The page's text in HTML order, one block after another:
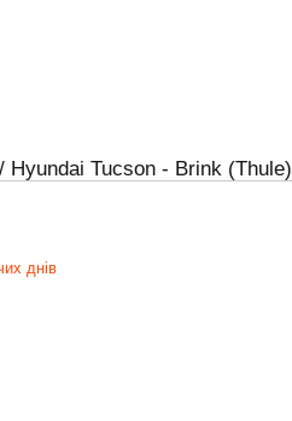
Hyundai Tucson - Brink (Thule)
днів